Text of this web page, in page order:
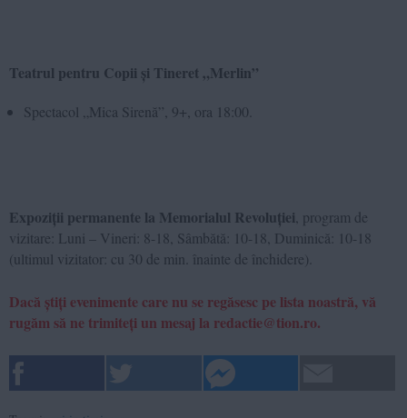
Teatrul pentru Copii și Tineret „Merlin”
Spectacol „Mica Sirenă”, 9+, ora 18:00.
Expoziții permanente la Memorialul Revoluției , program de
vizitare: Luni – Vineri: 8-18, Sâmbătă: 10-18, Duminică: 10-18
(ultimul vizitator: cu 30 de min. înainte de închidere).
Dacă știți evenimente care nu se regăsesc pe lista noastră, vă
rugăm să ne trimiteți un mesaj la redactie@tion.ro.